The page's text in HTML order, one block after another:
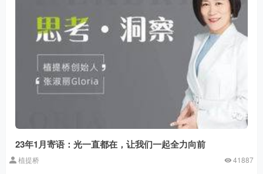
23年1月寄语：光一直都在，让我们一起全力向前
植提桥 41887